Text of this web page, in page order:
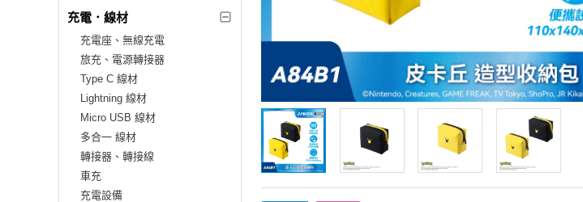
充電．線材
充電座、無線充電
旅充、電源轉接器
Type C 線材
Lightning 線材
Micro USB 線材
多合一 線材
轉接器、轉接線
車充
充電設備